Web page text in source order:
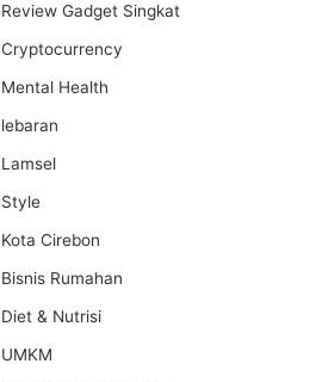
Review Gadget Singkat
Cryptocurrency
Mental Health
lebaran
Lamsel
Style
Kota Cirebon
Bisnis Rumahan
Diet & Nutrisi
UMKM